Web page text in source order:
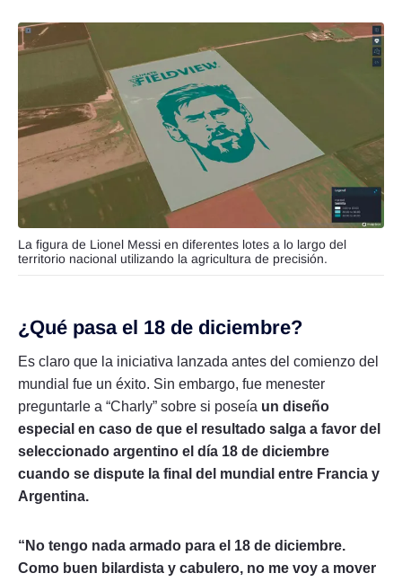
La figura de Lionel Messi en diferentes lotes a lo largo del
territorio nacional utilizando la agricultura de precisión.
¿Qué pasa el 18 de diciembre?
Es claro que la iniciativa lanzada antes del comienzo del
mundial fue un éxito. Sin embargo, fue menester
preguntarle a “Charly” sobre si poseía un diseño
especial en caso de que el resultado salga a favor del
seleccionado argentino el día 18 de diciembre
cuando se dispute la final del mundial entre Francia y
Argentina.
“No tengo nada armado para el 18 de diciembre.
Como buen bilardista y cabulero, no me voy a mover